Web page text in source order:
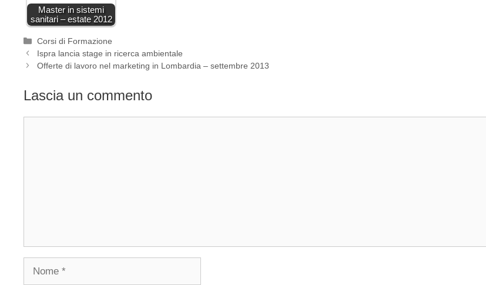
Master in sistemi
sanitari – estate 2012
Categorie
Corsi di Formazione
Ispra lancia stage in ricerca ambientale
Offerte di lavoro nel marketing in Lombardia – settembre 2013
Lascia un commento